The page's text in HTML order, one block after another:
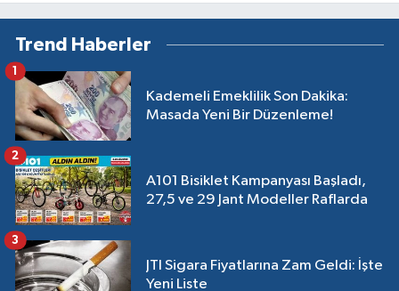
Trend Haberler
Kademeli Emeklilik Son Dakika:
Masada Yeni Bir Düzenleme!
1
A101 Bisiklet Kampanyası Başladı,
27,5 ve 29 Jant Modeller Raflarda
2
JTI Sigara Fiyatlarına Zam Geldi: İşte
Yeni Liste
3